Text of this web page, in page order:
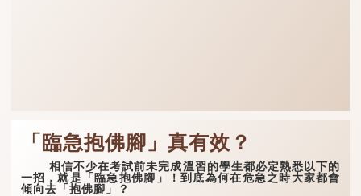
「臨急抱佛腳」真有效？
相信不少在考試前未完成溫習的學生都必定熟悉以下的
一招，就是「臨急抱佛腳」！到底為何在危急之時大家都會
傾向去「抱佛腳」？